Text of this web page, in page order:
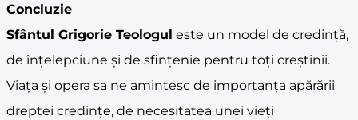
Concluzie
Sfântul Grigorie Teologul este un model de credință,
de înțelepciune și de sfințenie pentru toți creștinii.
Viața și opera sa ne amintesc de importanța apărării
dreptei credințe, de necesitatea unei vieți